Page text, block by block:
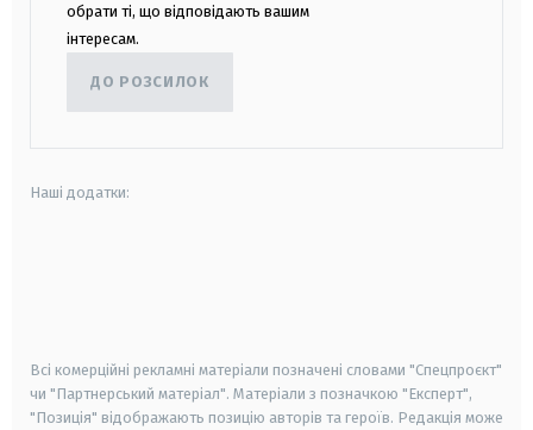
обрати ті, що відповідають вашим
інтересам.
ДО РОЗСИЛОК
Наші додатки:
Всі комерційні рекламні матеріали позначені словами "Спецпроєкт"
чи "Партнерський матеріал". Матеріали з позначкою "Експерт",
"Позиція" відображають позицію авторів та героїв. Редакція може